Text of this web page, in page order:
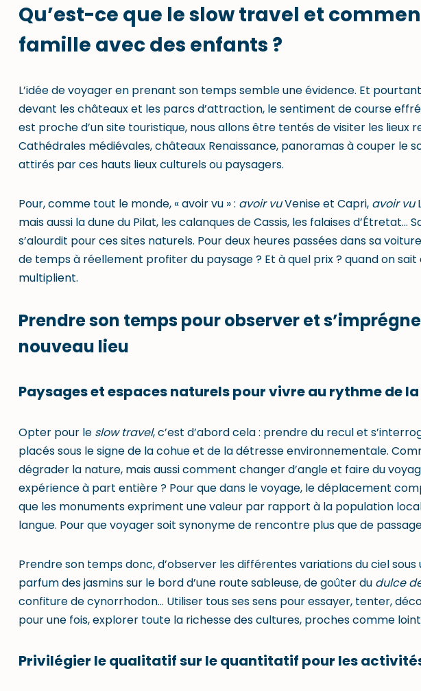
Qu’est-ce que le slow travel et
famille avec des enfants ?
L’idée de voyager en prenant son temps semble une évidence. Et
devant les châteaux et les parcs d’attraction, le sentiment de course
est proche d’un site touristique, nous allons être tentés de visiter les lieux
Cathédrales médiévales, châteaux Renaissance, panoramas à couper le
attirés par ces hauts lieux culturels ou paysagers.
Pour, comme tout le monde, « avoir vu » : avoir vuVenise et Capri, avoir vu
mais aussi la dune du Pilat, les calanques de Cassis, les falaises d’Étretat…
s’alourdit pour ces sites naturels. Pour deux heures passées dans sa
de temps à réellement profiter du paysage ? Et à quel prix ? quand on
multiplient.
Prendre son temps pour observer et
nouveau lieu
Paysages et espaces naturels pour vivre au rythme de
Opter pour le slow travel, c’est d’abord cela : prendre du recul et
placés sous le signe de la cohue et de la détresse environnementale.
dégrader la nature, mais aussi comment changer d’angle et faire du
expérience à part entière ? Pour que dans le voyage, le déplacement
que les monuments expriment une valeur par rapport à la population
langue. Pour que voyager soit synonyme de rencontre plus que de
Prendre son temps donc, d’observer les différentes variations du ciel
parfum des jasmins sur le bord d’une route sableuse, de goûter du dulce
confiture de cynorrhodon… Utiliser tous ses sens pour essayer, tenter,
pour une fois, explorer toute la richesse des cultures, proches comme
Privilégier le qualitatif sur le quantitatif pour les